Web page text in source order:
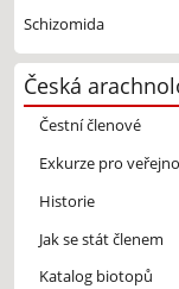
Schizomida
Česká
Čestní členové
Exkurze pro
Historie
Jak se stát členem
Katalog biotopů